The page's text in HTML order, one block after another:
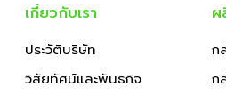
เกี่ยวกับเรา
ประวัติบริษัท
วิสัยทัศน์และพันธกิจ
ก
ก